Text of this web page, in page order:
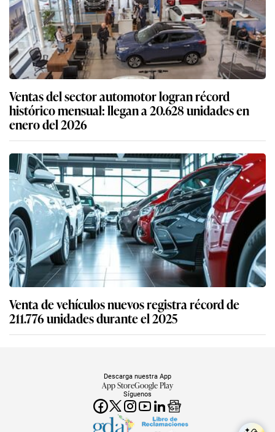
Ventas del sector automotor logran récord
histórico mensual: llegan a 20.628 unidades en
enero del 2026
Venta de vehículos nuevos registra récord de
211.776 unidades durante el 2025
Síguenos
Descarga nuestra App
App StoreGoogle Play